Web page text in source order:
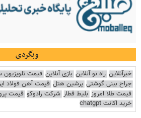
وبگردی
خبرآنلاین راه نو آنلاین بازی آنلاین قیمت تلویزیون
جراح بینی گوشتی پرشین هتل قیمت آهن فولاد
قیمت طلا امروز بلیط قطار شرکت رادوکو قیمت
خرید اکانت chatgpt